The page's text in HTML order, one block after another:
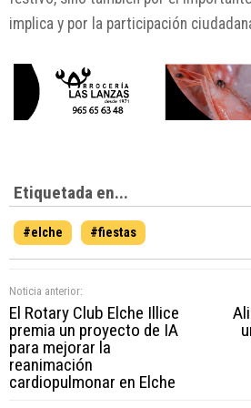
implica y por la participación
Etiquetada en...
#elche #fiestas
Noticia anterior:
El Rotary Club Elche Illice
premia un proyecto de IA
para mejorar la
reanimación
cardiopulmonar en Elche